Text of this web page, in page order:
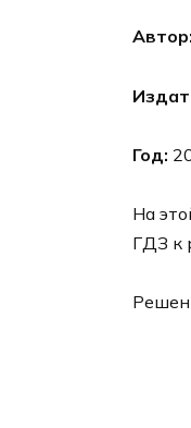
Автор:
Год:
На
ГДЗ к